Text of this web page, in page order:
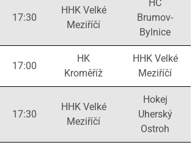
17:30
HHK Velké
Meziříčí
HC
Brumov-
Bylnice
17:00
HK
Kroměříž
HHK Velké
Meziříčí
17:30
HHK Velké
Meziříčí
Hokej
Uherský
Ostroh